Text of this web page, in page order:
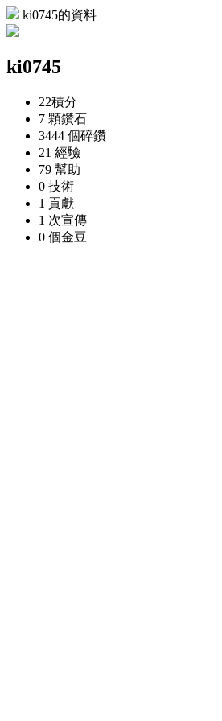
ki0745的資料
ki0745
22積分
7 顆鑽石
3444 個碎鑽
21 經驗
79 幫助
0 技術
1 貢獻
1 次宣傳
0 個金豆